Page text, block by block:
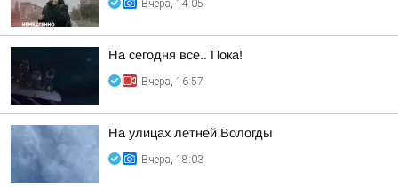
Вчера, 14:05
На сегодня все.. Пока!
Вчера, 16:57
На улицах летней Вологды
Вчера, 18:03